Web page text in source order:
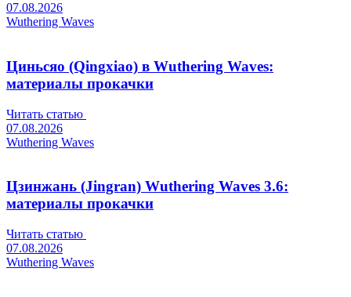
07.08.2026
Wuthering Waves
Циньсяо (Qingxiao) в Wuthering Waves:
материалы прокачки
Читать статью
07.08.2026
Wuthering Waves
Цзинжань (Jingran) Wuthering Waves 3.6:
материалы прокачки
Читать статью
07.08.2026
Wuthering Waves